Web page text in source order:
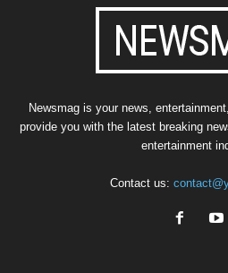
Newsmag is your news,
provide you with the latest breaking
entertainment
Contact us: